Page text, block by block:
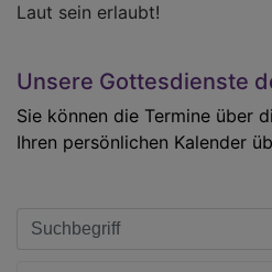
Laut sein erlaubt!
Unsere Gottesdienste
Sie können die Termine über
Ihren persönlichen Kalender